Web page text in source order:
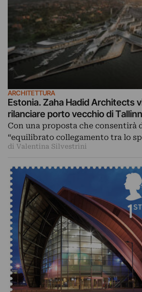
ARCHITETTURA
Estonia. Zaha Hadid Architects
rilanciare porto vecchio di Tallinn
Con una proposta che consentirà
“equilibrato collegamento tra lo
di Valentina Silvestrini